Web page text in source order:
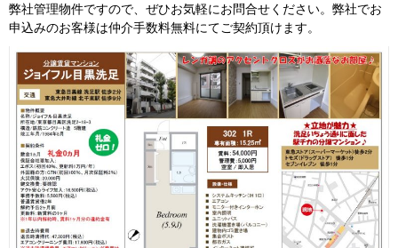
弊社管理物件ですので、ぜひお気軽にお問合せください。弊社でお
申込みのお客様は仲介手数料無料にてご契約頂けます。